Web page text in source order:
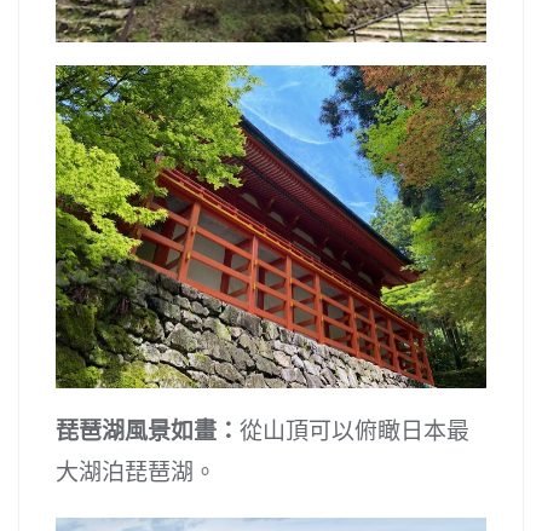
琵琶湖風景如畫： 從山頂可以俯瞰日本最
大湖泊琵琶湖。